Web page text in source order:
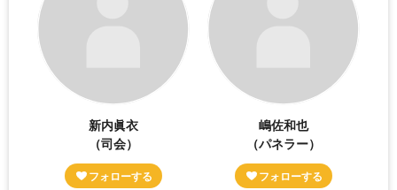
新内眞衣
（司会）
嶋佐和也
（パネラー）